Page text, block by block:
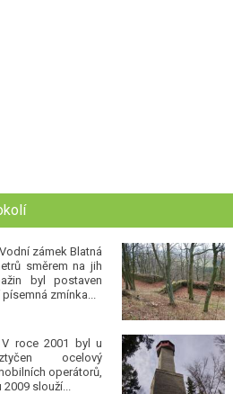
zámek Blatná
směrem na jih
byl postaven
písemná zmínka...
roce 2001 byl u
ocelový
operátorů,
slouží...